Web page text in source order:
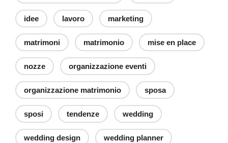
idee lavoro marketing
matrimoni matrimonio mise en place
nozze organizzazione eventi
organizzazione matrimonio sposa
sposi tendenze wedding
wedding design wedding planner